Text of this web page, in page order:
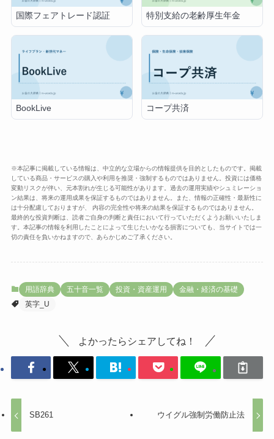
国際フェアトレード認証 特別支給の老齢厚生年金
BookLive コープ共済
※本記事に掲載している情報は、中立的な立場からの情報提供を目的としたものです。掲載
している商品・サービスの購入や利用を推奨・強制するものではありません。投資には価格
変動リスクが伴い、元本割れが生じる可能性があります。過去の運用実績やシュミレーショ
ン結果は、将来の運用成果を保証するものではありません。また、情報の正確性・最新性に
は十分配慮しておりますが、 内容の完全性や将来の結果を保証するものではありません。
最終的な投資判断は、読者ご自身の判断と責任において行っていただくようお願いいたしま
す。本記事の情報を利用したことによって生じたいかなる損害についても、当サイトでは一
切の責任を負いかねますので、あらかじめご了承ください。
用語辞典 五十音一覧 投資・資産運用
金融・経済の基礎
英字_U
よかったらシェアしてね！
SB261 ウイグル強制労働防止法